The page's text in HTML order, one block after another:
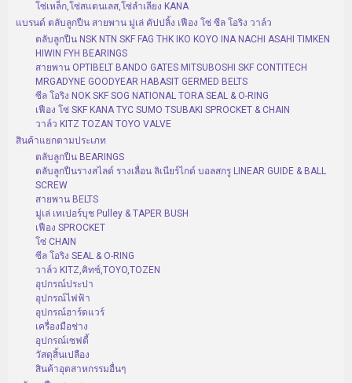
โซ่เหล็ก,โซ่สแตนเลส,โซ่ลำเลียง KANA
แบรนด์ ตลับลูกปืน สายพาน มู่เล่ คัปปลิ้ง เฟือง โซ่ ซีล โอริง วาล์ว
ตลับลูกปืน NSK NTN SKF FAG THK IKO KOYO INA NACHI ASAHI TIMKEN
HIWIN FYH BEARINGS
สายพาน OPTIBELT BANDO GATES MITSUBOSHI SKF CONTITECH
MRGADYNE GOODYEAR HABASIT GERMED BELTS
ซีล โอริง NOK SKF SOG NATIONAL TORA SEAL & O-RING
เฟือง โซ่ SKF KANA TYC SUMO TSUBAKI SPROCKET & CHAIN
วาล์ว KITZ TOZAN TOYO VALVE
สินค้าแยกตามประเภท
ตลับลูกปืน BEARINGS
ตลับลูกปืนรางสไลด์ รางเลื่อน ลิเนียร์ไกด์ บอลสกรู LINEAR GUIDE & BALL
SCREW
สายพาน BELTS
มู่เล่ เทเปอร์บุช Pulley & TAPER BUSH
เฟือง SPROCKET
โซ่ CHAIN
ซีล โอริง SEAL & O-RING
วาล์ว KITZ,คิทซ์,TOYO,TOZEN
อุปกรณ์ประปา
อุปกรณ์ไฟฟ้า
อุปกรณ์ฮาร์ดแวร์
เครื่องมือช่าง
อุปกรณ์เซฟตี้
วัสดุสิ้นเปลือง
สินค้าอุตสาหกรรมอื่นๆ